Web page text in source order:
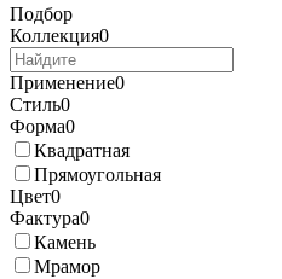
Подбор
Коллекция0
Применение0
Стиль0
Форма0
Квадратная
Прямоугольная
Цвет0
Фактура0
Камень
Мрамор